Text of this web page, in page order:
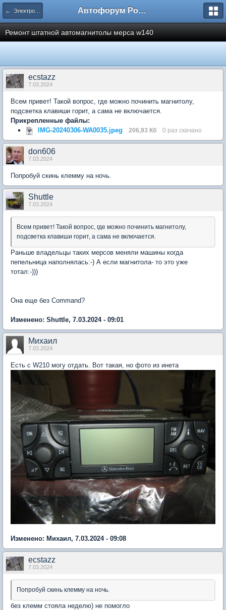
← Электробокс Автофорум Ростова-на-Дону
Ремонт штатной автомагнитолы мерса w140
ecstazz
7.03.2024
Всем привет! Такой вопрос, где можно починить магнитолу,
подсветка клавиши горит, а сама не включается.
Прикрепленные файлы:
IMG-20240306-WA0035.jpeg
206,93 Кб 0 раз скачано
don606
7.03.2024
Попробуй скинь клемму на ночь.
Shuttle
7.03.2024
Всем привет! Такой вопрос, где можно починить магнитолу,
подсветка клавиши горит, а сама не включается.
Раньше владельцы таких мерсов меняли машины когда
пепельница наполнялась:-) А если магнитола- то это уже
тотал:-)))
Она еще без Command?
Изменено: Shuttle, 7.03.2024 - 09:01
Михаил
7.03.2024
Есть с W210 могу отдать. Вот такая, но фото из инета
Изменено: Михаил, 7.03.2024 - 09:08
ecstazz
7.03.2024
Попробуй скинь клемму на ночь.
без клемм стояла неделю) не помогло